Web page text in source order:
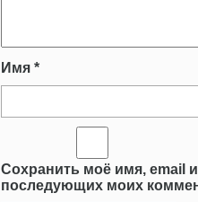
Имя *
Сохранить моё имя, email
последующих моих